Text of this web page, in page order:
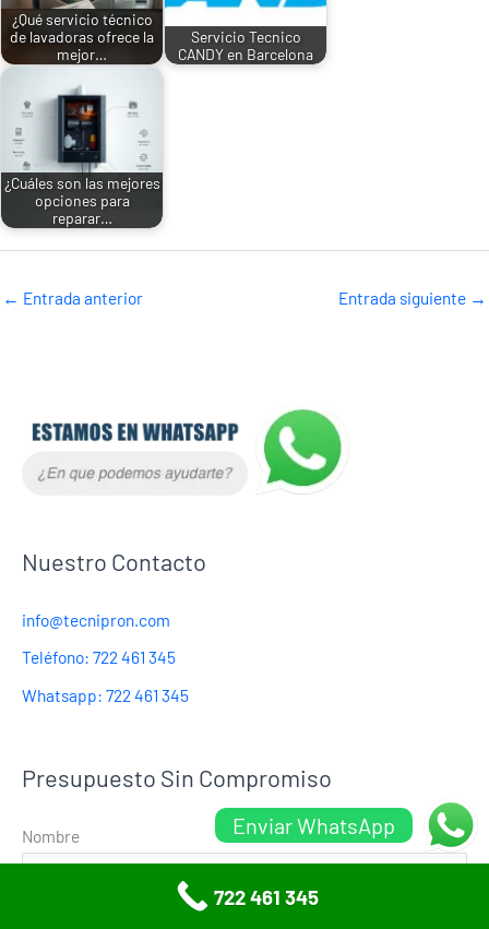
¿Qué servicio técnico
de lavadoras ofrece la
mejor…
Servicio Tecnico
CANDY en Barcelona
¿Cuáles son las mejores
opciones para
reparar…
← Entrada anterior Entrada siguiente →
Nuestro Contacto
info@tecnipron.com
Teléfono: 722 461 345
Whatsapp: 722 461 345
Presupuesto Sin Compromiso
Nombre Enviar WhatsApp
722 461 345